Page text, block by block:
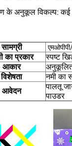
के अनुकूल विकल्प: कई
सामग्री
का प्रकार
स्पष्ट
आकार
विशेषता
नमी का
आवेदन
पालतू
पाउडर